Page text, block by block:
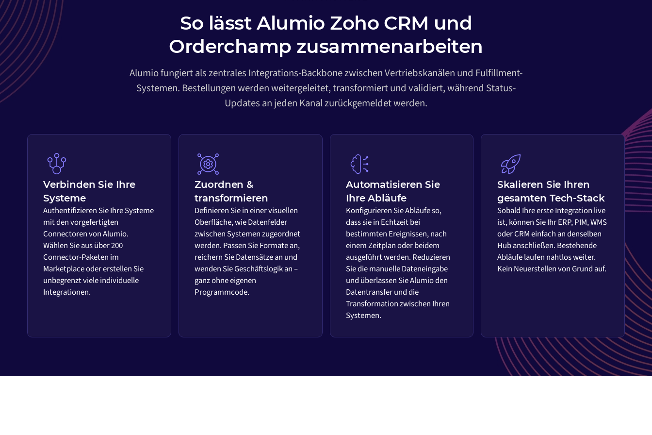
So lässt Alumio Zoho CRM und
Orderchamp zusammenarbeiten
Alumio fungiert als zentrales Integrations-Backbone zwischen Vertriebskanälen und Fulfillment-
Systemen. Bestellungen werden weitergeleitet, transformiert und validiert, während Status-
Updates an jeden Kanal zurückgemeldet werden.
Verbinden Sie Ihre
Systeme
Authentifizieren Sie Ihre Systeme
mit den vorgefertigten
Connectoren von Alumio.
Wählen Sie aus über 200
Connector-Paketen im
Marketplace oder erstellen Sie
unbegrenzt viele individuelle
Integrationen.
Zuordnen &
transformieren
Definieren Sie in einer visuellen
Oberfläche, wie Datenfelder
zwischen Systemen zugeordnet
werden. Passen Sie Formate an,
reichern Sie Datensätze an und
wenden Sie Geschäftslogik an –
ganz ohne eigenen
Programmcode.
Automatisieren Sie
Ihre Abläufe
Konfigurieren Sie Abläufe so,
dass sie in Echtzeit bei
bestimmten Ereignissen, nach
einem Zeitplan oder beidem
ausgeführt werden. Reduzieren
Sie die manuelle Dateneingabe
und überlassen Sie Alumio den
Datentransfer und die
Transformation zwischen Ihren
Systemen.
Skalieren Sie Ihren
gesamten Tech-Stack
Sobald Ihre erste Integration live
ist, können Sie Ihr ERP, PIM, WMS
oder CRM einfach an denselben
Hub anschließen. Bestehende
Abläufe laufen nahtlos weiter.
Kein Neuerstellen von Grund auf.